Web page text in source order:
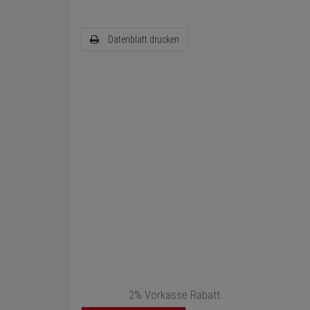
Datenblatt drucken
2% Vorkasse Rabatt